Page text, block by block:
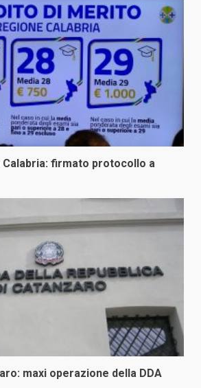
firmato protocollo a
maxi operazione della DDA